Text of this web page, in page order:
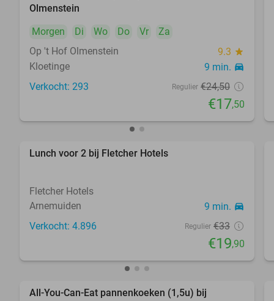
Olmenstein
Morgen
Di Wo Do Vr
Za
Op 't Hof Olmenstein
9.3 star
Kloetinge 9 min. directions_car
Verkocht: 293 Regulier €24,50
€17,50
Lunch voor 2 bij Fletcher Hotels
Fletcher Hotels
Arnemuiden
9 min. directions_car
Verkocht: 4.896 Regulier €33
€19,90
All-You-Can-Eat pannenkoeken (1,5u) bij